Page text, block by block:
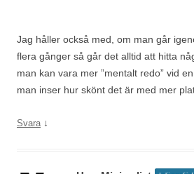
Jag håller också med, om man går
flera gånger så går det alltid att hitta
man kan vara mer ”mentalt redo” vid
man inser hur skönt det är med mer
Svara ↓